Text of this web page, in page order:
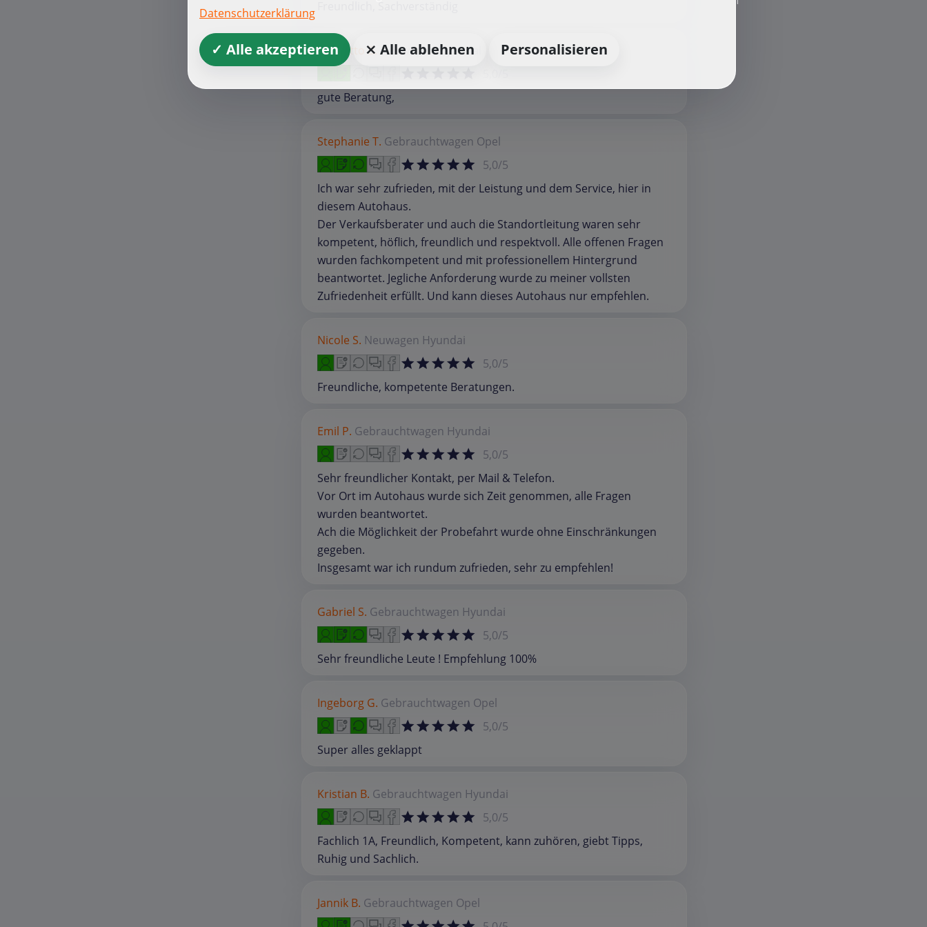
Karl-Otto B. NeuwagenHyundai
gute Beratung,
Stephanie T. Gebrauchtwagen Opel
5,0/5
Ich war sehr zufrieden, mit der Leistung und dem Service, hier in
diesem Autohaus.
Der Verkaufsberater und auch die Standortleitung waren sehr
kompetent, höflich, freundlich und respektvoll. Alle offenen Fragen
wurden fachkompetent und mit professionellem Hintergrund
beantwortet. Jegliche Anforderung wurde zu meiner vollsten
Zufriedenheit erfüllt. Und kann dieses Autohaus nur empfehlen.
Nicole S. Neuwagen Hyundai
5,0/5
Freundliche, kompetente Beratungen.
Emil P. Gebrauchtwagen Hyundai
5,0/5
Sehr freundlicher Kontakt, per Mail & Telefon.
Vor Ort im Autohaus wurde sich Zeit genommen, alle Fragen
wurden beantwortet.
Ach die Möglichkeit der Probefahrt wurde ohne Einschränkungen
gegeben.
Insgesamt war ich rundum zufrieden, sehr zu empfehlen!
Gabriel S. Gebrauchtwagen Hyundai
5,0/5
Sehr freundliche Leute ! Empfehlung 100%
Ingeborg G. Gebrauchtwagen Opel
5,0/5
Super alles geklappt
Kristian B. Gebrauchtwagen Hyundai
5,0/5
Fachlich 1A, Freundlich, Kompetent, kann zuhören, giebt Tipps,
Ruhig und Sachlich.
Jannik B. Gebrauchtwagen Opel
Datenschutzerklärung
✓ Alle akzeptieren ⨯ Alle ablehnen Personalisieren